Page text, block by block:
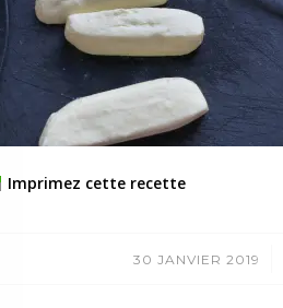
Imprimez cette recette
30 JANVIER 2019
/